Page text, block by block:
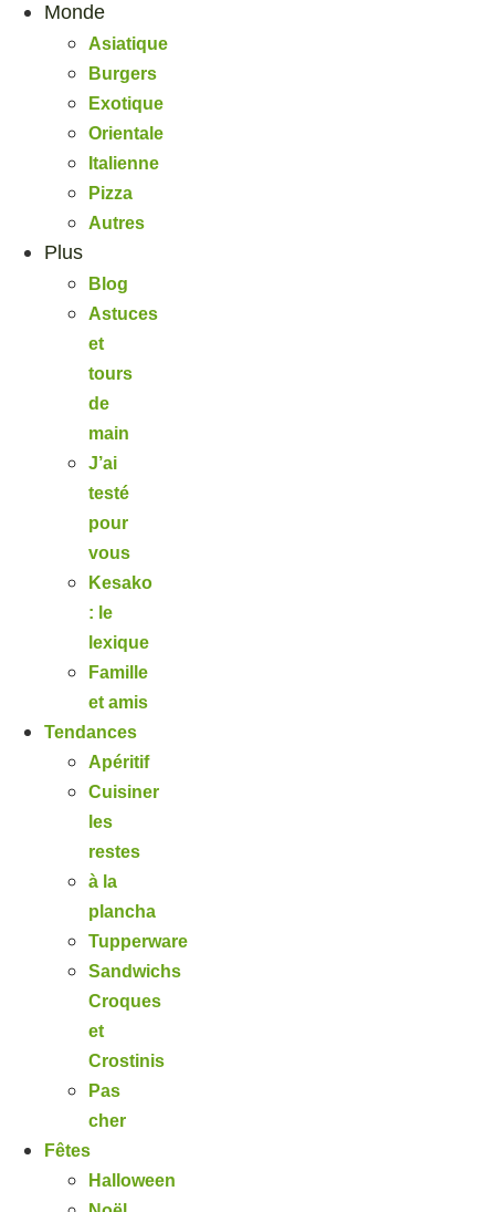
Monde
Asiatique
Burgers
Exotique
Orientale
Italienne
Pizza
Autres
Plus
Blog
Astuces
et
tours
de
main
J’ai
testé
pour
vous
Kesako
: le
lexique
Famille
et amis
Tendances
Apéritif
Cuisiner
les
restes
à la
plancha
Tupperware
Sandwichs
Croques
et
Crostinis
Pas
cher
Fêtes
Halloween